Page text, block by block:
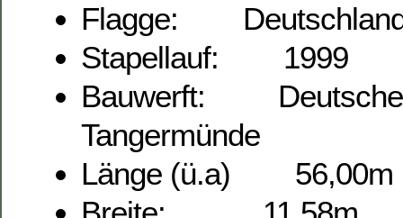
Flagge:
Stapellauf: 1999
Bauwerft: Deutsche
Tangermünde
Länge (ü.a) 56,00m